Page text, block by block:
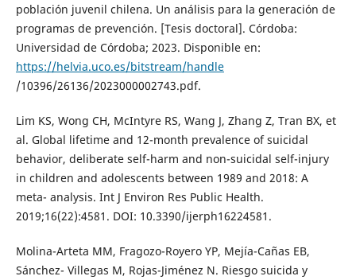
población juvenil chilena. Un análisis para la generación de
programas de prevención. [Tesis doctoral]. Córdoba:
Universidad de Córdoba; 2023. Disponible en:
https://helvia.uco.es/bitstream/handle
/10396/26136/2023000002743.pdf.
Lim KS, Wong CH, McIntyre RS, Wang J, Zhang Z, Tran BX, et
al. Global lifetime and 12-month prevalence of suicidal
behavior, deliberate self-harm and non-suicidal self-injury
in children and adolescents between 1989 and 2018: A
meta- analysis. Int J Environ Res Public Health.
2019;16(22):4581. DOI: 10.3390/ijerph16224581.
Molina-Arteta MM, Fragozo-Royero YP, Mejía-Cañas EB,
Sánchez- Villegas M, Rojas-Jiménez N. Riesgo suicida y